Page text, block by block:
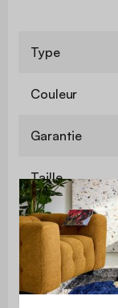
Type
Couleur
Garantie
Taille
Poids
Matière